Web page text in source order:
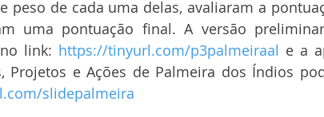
peso de cada uma delas, avaliaram a
uma pontuação final. A versão
link: https://tinyurl.com/p3palmeiraal e a
Projetos e Ações de Palmeira dos Índios
slidepalmeira